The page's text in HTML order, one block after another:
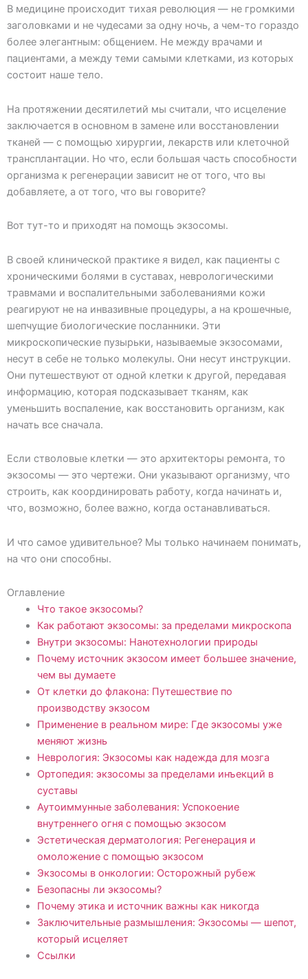
В медицине происходит тихая революция — не громкими
заголовками и не чудесами за одну ночь, а чем-то гораздо
более элегантным: общением. Не между врачами и
пациентами, а между теми самыми клетками, из которых
состоит наше тело.
На протяжении десятилетий мы считали, что исцеление
заключается в основном в замене или восстановлении
тканей — с помощью хирургии, лекарств или клеточной
трансплантации. Но что, если большая часть способности
организма к регенерации зависит не от того, что вы
добавляете, а от того, что вы говорите?
Вот тут-то и приходят на помощь экзосомы.
В своей клинической практике я видел, как пациенты с
хроническими болями в суставах, неврологическими
травмами и воспалительными заболеваниями кожи
реагируют не на инвазивные процедуры, а на крошечные,
шепчущие биологические посланники. Эти
микроскопические пузырьки, называемые экзосомами,
несут в себе не только молекулы. Они несут инструкции.
Они путешествуют от одной клетки к другой, передавая
информацию, которая подсказывает тканям, как
уменьшить воспаление, как восстановить организм, как
начать все сначала.
Если стволовые клетки — это архитекторы ремонта, то
экзосомы — это чертежи. Они указывают организму, что
строить, как координировать работу, когда начинать и,
что, возможно, более важно, когда останавливаться.
И что самое удивительное? Мы только начинаем понимать,
на что они способны.
Оглавление
Что такое экзосомы?
Как работают экзосомы: за пределами микроскопа
Внутри экзосомы: Нанотехнологии природы
Почему источник экзосом имеет большее значение,
чем вы думаете
От клетки до флакона: Путешествие по
производству экзосом
Применение в реальном мире: Где экзосомы уже
меняют жизнь
Неврология: Экзосомы как надежда для мозга
Ортопедия: экзосомы за пределами инъекций в
суставы
Аутоиммунные заболевания: Успокоение
внутреннего огня с помощью экзосом
Эстетическая дерматология: Регенерация и
омоложение с помощью экзосом
Экзосомы в онкологии: Осторожный рубеж
Безопасны ли экзосомы?
Почему этика и источник важны как никогда
Заключительные размышления: Экзосомы — шепот,
который исцеляет
Ссылки